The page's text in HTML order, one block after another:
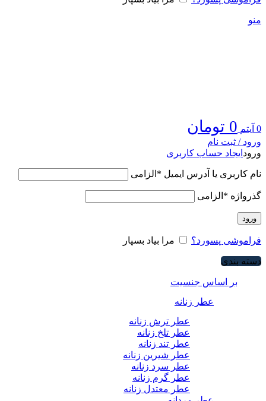
منو
0 آیتم 0 تومان
ورود / ثبت نام
ورود ایجاد حساب کاربری
نام کاربری یا آدرس ایمیل * الزامی
گذرواژه * الزامی
ورود
فراموشی پسورد؟ مرا بیاد بسپار
دسته بندی
بر اساس جنسیت
عطر زنانه
عطر ترش زنانه
عطر تلخ زنانه
عطر تند زنانه
عطر شیرین زنانه
عطر سرد زنانه
عطر گرم زنانه
عطر معتدل زنانه